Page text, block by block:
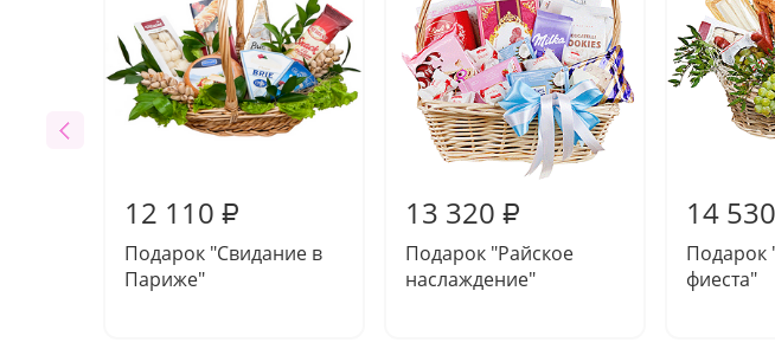
12 110 ₽
Подарок "Свидание в
Париже"
13 320 ₽
Подарок "Райское
наслаждение"
14 530
Подарок
фиеста"